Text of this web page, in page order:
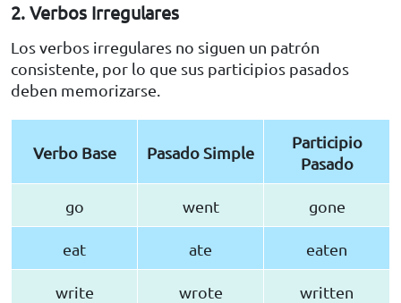
2. Verbos Irregulares
Los verbos irregulares no siguen un patrón
consistente, por lo que sus participios pasados
deben memorizarse.
Verbo Base Pasado Simple
Participio
Pasado
go went gone
eat ate eaten
write wrote written